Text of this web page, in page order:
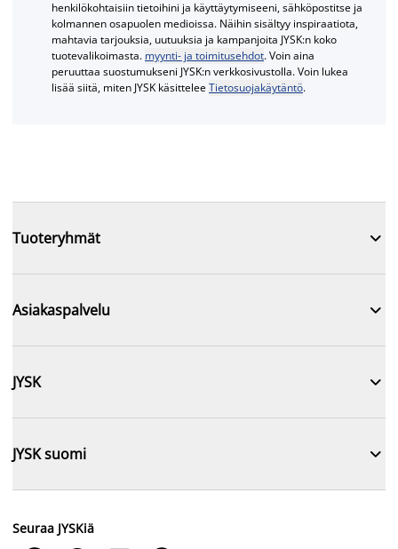
henkilökohtaisiin tietoihini ja käyttäytymiseeni, sähköpostitse ja
kolmannen osapuolen medioissa. Näihin sisältyy inspiraatiota,
mahtavia tarjouksia, uutuuksia ja kampanjoita JYSK:n koko
tuotevalikoimasta. myynti- ja toimitusehdot. Voin aina
peruuttaa suostumukseni JYSK:n verkkosivustolla. Voin lukea
lisää siitä, miten JYSK käsitteleeTietosuojakäytäntö.
Tuoteryhmät 
Asiakaspalvelu 
JYSK 
JYSK suomi 
Seuraa JYSKiä